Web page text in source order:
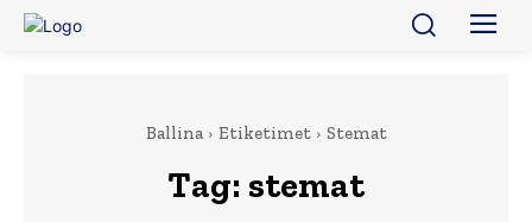
Ballina Etiketimet Stemat
Tag: stemat